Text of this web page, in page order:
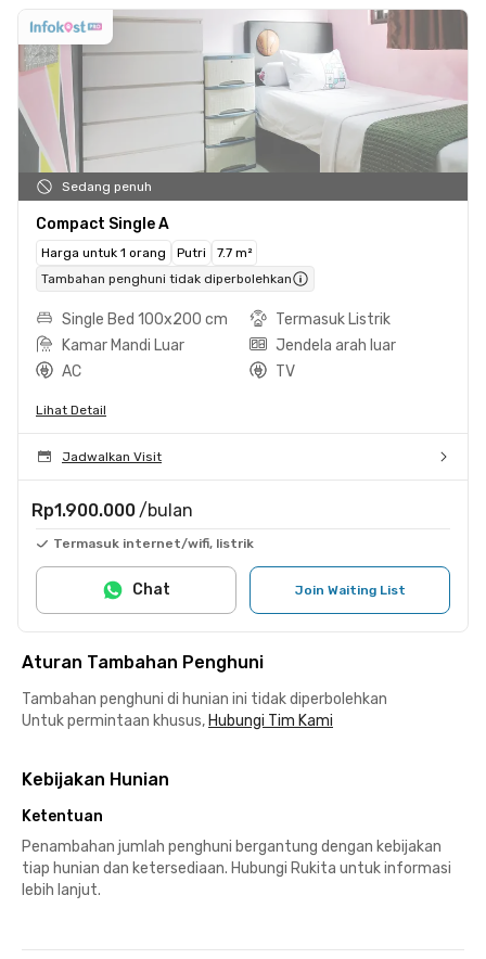
Sedang penuh
Compact Single A
Harga untuk 1 orang Putri
7.7 m²
Tambahan penghuni tidak diperbolehkan
Single Bed 100x200 cm
Termasuk Listrik
Kamar Mandi Luar
Jendela arah luar
AC
TV
Lihat Detail
Jadwalkan Visit
Rp1.900.000 /bulan
Termasuk internet/wifi, listrik
Join Waiting List
Chat
Aturan Tambahan Penghuni
Tambahan penghuni di hunian ini tidak diperbolehkan
Untuk permintaan khusus, Hubungi Tim Kami
Kebijakan Hunian
Ketentuan
Penambahan jumlah penghuni bergantung dengan kebijakan
tiap hunian dan ketersediaan. Hubungi Rukita untuk informasi
lebih lanjut.